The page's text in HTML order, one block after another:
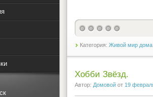
Категория: Живой мир дома
Хобби Звёзд.
Автор: Домовой от 19